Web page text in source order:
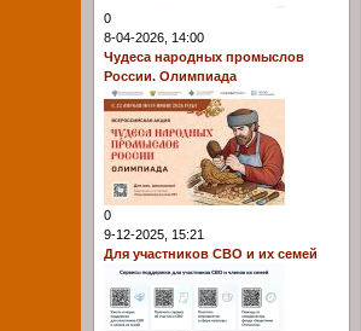
0
8-04-2026, 14:00
Чудеса народных промыслов
России. Олимпиада
0
9-12-2025, 15:21
Для участников СВО и их семей